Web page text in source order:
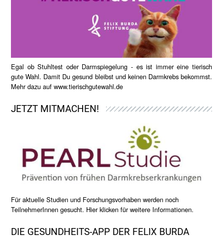
Egal ob Stuhltest oder Darmspiegelung - es ist immer eine tierisch
gute Wahl. Damit Du gesund bleibst und keinen Darmkrebs bekommst.
Mehr dazu aufwww.tierischgutewahl.de
JETZT MITMACHEN!
Für aktuelle Studien und Forschungsvorhaben werden noch
TeilnehmerInnen gesucht. Hier klicken für weitere Informationen.
DIE GESUNDHEITS-APP DER FELIX BURDA